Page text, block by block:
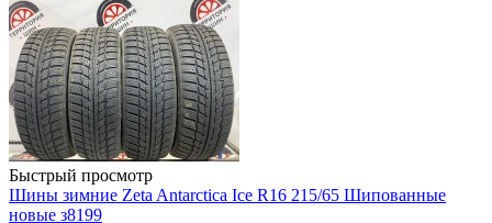
Быстрый просмотр
Шины зимние Zeta Antarctica Ice R16 215/65 Шипованные
новые з8199